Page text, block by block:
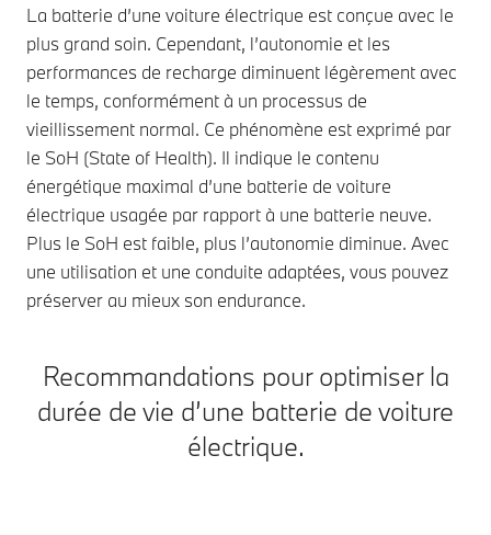
La batterie d’une voiture électrique est conçue avec le
plus grand soin. Cependant, l’autonomie et les
performances de recharge diminuent légèrement avec
le temps, conformément à un processus de
vieillissement normal. Ce phénomène est exprimé par
le SoH (State of Health). Il indique le contenu
énergétique maximal d’une batterie de voiture
électrique usagée par rapport à une batterie neuve.
Plus le SoH est faible, plus l’autonomie diminue. Avec
une utilisation et une conduite adaptées, vous pouvez
préserver au mieux son endurance.
Recommandations pour optimiser la
durée de vie d’une batterie de voiture
électrique.